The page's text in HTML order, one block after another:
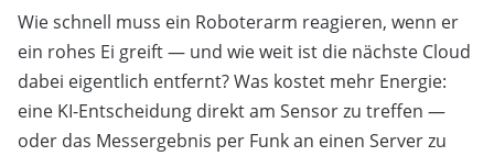
Wie schnell muss ein Roboterarm reagieren, wenn er
ein rohes Ei greift — und wie weit ist die nächste Cloud
dabei eigentlich entfernt? Was kostet mehr Energie:
eine KI-Entscheidung direkt am Sensor zu treffen —
oder das Messergebnis per Funk an einen Server zu